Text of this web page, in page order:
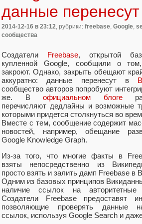
данные
2014-12-16 в 23:12, рубрики: freebase, Google,
сообщества
Создатели Freebase, открытой
купленной Google, сообщили о
закроют. Однако, закрыть обещают
аккуратно: данные перенесут в
сообщество авторов попробуют
же. В официальном блоге
перечисляют дедлайны и возможные
которыми придется столкнуться во
Вместе с тем, сообщение содержит
новостей, например, обещание
Google Knowledge Graph.
Из-за того, что многие факты в
взяты непосредственно из
просто взять и залить дамп Freebase в
Одним из базовых принципов
наличие ссылок на авторитетные
Создатели Freebase предоставят
позволяющие проверять данные
ссылок, используя Google Search и